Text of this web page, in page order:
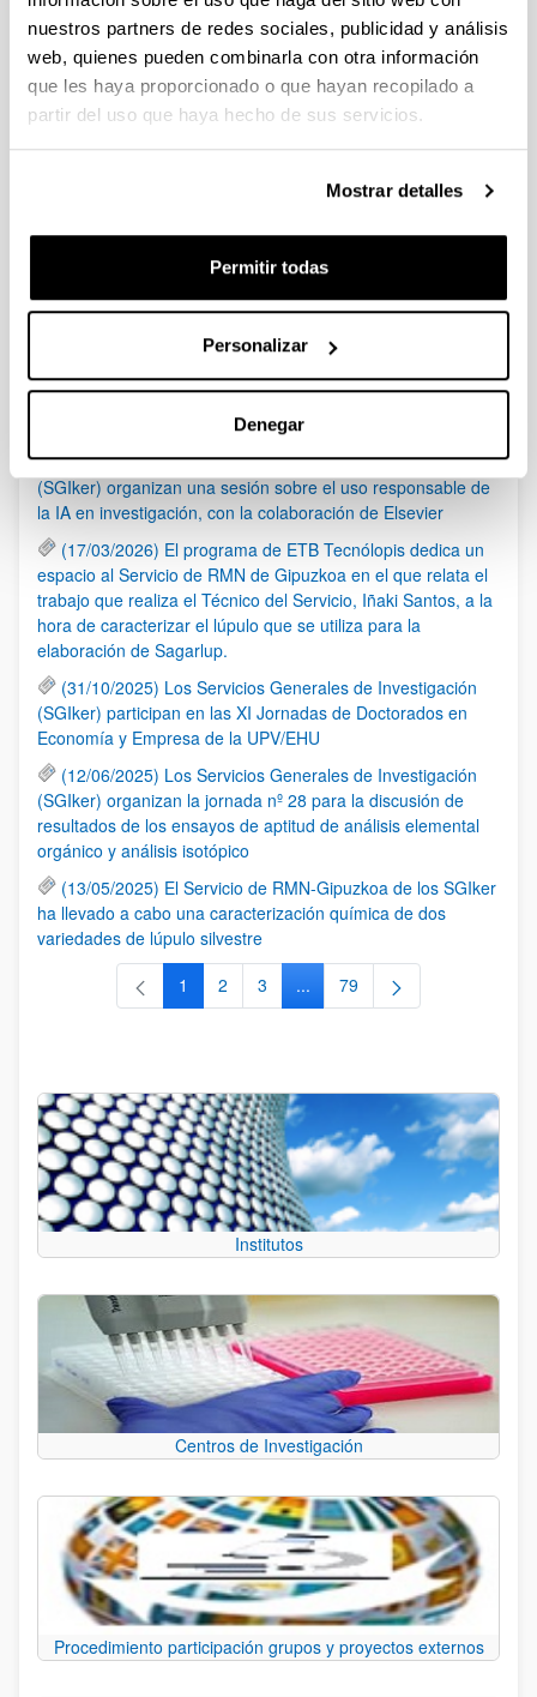
nuestros partners de redes sociales, publicidad y análisis
web, quienes pueden combinarla con otra información
que les haya proporcionado o que hayan recopilado a
partir del uso que haya hecho de sus servicios.
Mostrar detalles
Permitir todas
Personalizar
Denegar
Se ha publicado la propuesta de adjudicación.
Bioeconomía 2023 - Ayudas a proyectos de innovación en
bioeconomía
Páginas intermedias Use TAB para desplazarse.
Página
37 Página
38 Página
39
RSS
(21/05/2026) Los Servicios Generales de Investigación
(SGIker) organizan una sesión sobre el uso responsable de
la IA en investigación, con la colaboración de Elsevier
(17/03/2026) El programa de ETB Tecnólopis dedica un
espacio al Servicio de RMN de Gipuzkoa en el que relata el
trabajo que realiza el Técnico del Servicio, Iñaki Santos, a la
hora de caracterizar el lúpulo que se utiliza para la
elaboración de Sagarlup.
(31/10/2025) Los Servicios Generales de Investigación
(SGIker) participan en las XI Jornadas de Doctorados en
Economía y Empresa de la UPV/EHU
(12/06/2025) Los Servicios Generales de Investigación
(SGIker) organizan la jornada nº 28 para la discusión de
resultados de los ensayos de aptitud de análisis elemental
orgánico y análisis isotópico
(13/05/2025) El Servicio de RMN-Gipuzkoa de los SGIker
ha llevado a cabo una caracterización química de dos
variedades de lúpulo silvestre
Página
1 Página
2 Página
3 ...Páginas intermedias Use TAB
Página
79
Institutos
Centros de Investigación
Procedimiento participación grupos y proyectos externos